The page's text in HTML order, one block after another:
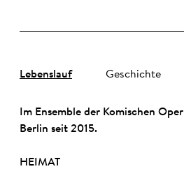
Lebenslauf Geschichte
Im Ensemble der Komischen Oper
Berlin seit 2015.
HEIMAT